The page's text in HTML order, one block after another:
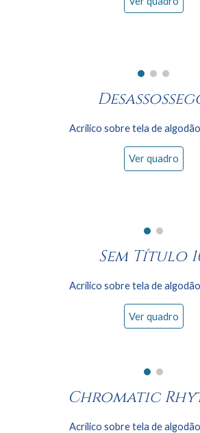
Acrílico sobre tela de
Ver quadro
Sem Título
Acrílico sobre tela de
Ver quadro
Chromatic
Acrílico sobre tela de